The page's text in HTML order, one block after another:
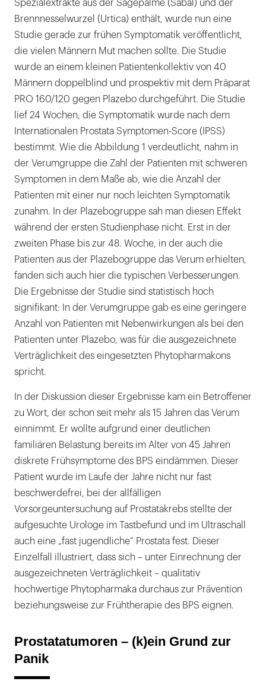
Spezialextrakte aus der Sägepalme (Sabal) und der
Brennnesselwurzel (Urtica) enthält, wurde nun eine
Studie gerade zur frühen Symptomatik veröffentlicht,
die vielen Männern Mut machen sollte. Die Studie
wurde an einem kleinen Patientenkollektiv von 40
Männern doppelblind und prospektiv mit dem Präparat
PRO 160/120 gegen Plazebo durchgeführt. Die Studie
lief 24 Wochen, die Symptomatik wurde nach dem
Internationalen Prostata Symptomen-Score (IPSS)
bestimmt. Wie die Abbildung 1 verdeutlicht, nahm in
der Verumgruppe die Zahl der Patienten mit schweren
Symptomen in dem Maße ab, wie die Anzahl der
Patienten mit einer nur noch leichten Symptomatik
zunahm. In der Plazebogruppe sah man diesen Effekt
während der ersten Studienphase nicht. Erst in der
zweiten Phase bis zur 48. Woche, in der auch die
Patienten aus der Plazebogruppe das Verum erhielten,
fanden sich auch hier die typischen Verbesserungen.
Die Ergebnisse der Studie sind statistisch hoch
signifikant: In der Verumgruppe gab es eine geringere
Anzahl von Patienten mit Nebenwirkungen als bei den
Patienten unter Plazebo, was für die ausgezeichnete
Verträglichkeit des eingesetzten Phytopharmakons
spricht.
In der Diskussion dieser Ergebnisse kam ein Betroffener
zu Wort, der schon seit mehr als 15 Jahren das Verum
einnimmt. Er wollte aufgrund einer deutlichen
familiären Belastung bereits im Alter von 45 Jahren
diskrete Frühsymptome des BPS eindämmen. Dieser
Patient wurde im Laufe der Jahre nicht nur fast
beschwerdefrei, bei der allfälligen
Vorsorgeuntersuchung auf Prostatakrebs stellte der
aufgesuchte Urologe im Tastbefund und im Ultraschall
auch eine „fast jugendliche“ Prostata fest. Dieser
Einzelfall illustriert, dass sich – unter Einrechnung der
ausgezeichneten Verträglichkeit – qualitativ
hochwertige Phytopharmaka durchaus zur Prävention
beziehungsweise zur Frühtherapie des BPS eignen.
Prostatatumoren – (k)ein Grund zur
Panik